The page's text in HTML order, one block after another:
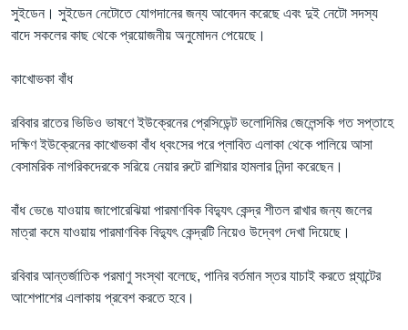
সুইডেন। সুইডেন নেটোতে যোগদানের জন্য আবেদন করেছে এবং দুই নেটো সদস্য
বাদে সকলের কাছ থেকে প্রয়োজনীয় অনুমোদন পেয়েছে।
কাখোভকা বাঁধ
রবিবার রাতের ভিডিও ভাষণে ইউক্রেনের প্রেসিডেন্ট ভলোদিমির জেলেন্সকি গত সপ্তাহে
দক্ষিণ ইউক্রেনের কাখোভকা বাঁধ ধ্বংসের পরে প্লাবিত এলাকা থেকে পালিয়ে আসা
বেসামরিক নাগরিকদেরকে সরিয়ে নেয়ার রুটে রাশিয়ার হামলার নিন্দা করেছেন।
বাঁধ ভেঙে যাওয়ায় জাপোরেঝিয়া পারমাণবিক বিদ্যুৎ কেন্দ্র শীতল রাখার জন্য জলের
মাত্রা কমে যাওয়ায় পারমাণবিক বিদ্যুৎ কেন্দ্রটি নিয়েও উদ্বেগ দেখা দিয়েছে।
রবিবার আন্তর্জাতিক পরমাণু সংস্থা বলেছে, পানির বর্তমান স্তর যাচাই করতে প্ল্যান্টের
আশেপাশের এলাকায় প্রবেশ করতে হবে।